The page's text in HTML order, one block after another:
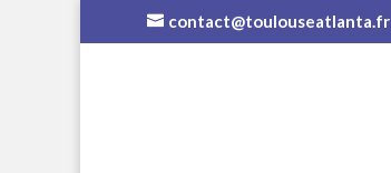
contact@toulouseatlanta.fr